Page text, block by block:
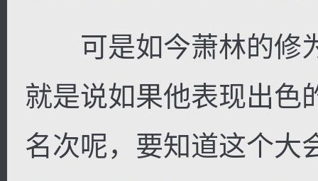
可是如今萧林的修
就是说如果他表现出色
名次呢，要知道这个大